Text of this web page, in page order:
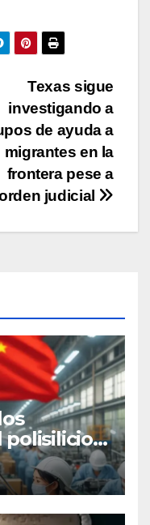
Texas sigue
investigando a
de ayuda a
migrantes en la
frontera pese a
judicial
polisilicio,